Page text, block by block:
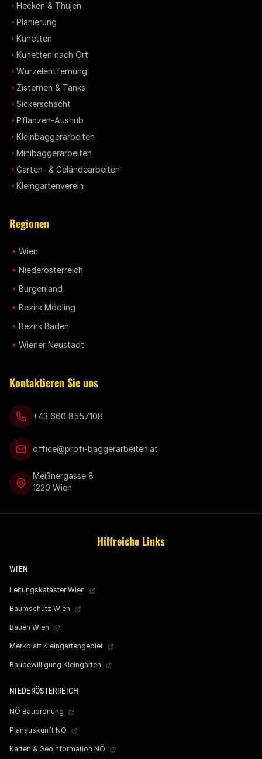
Hecken & Thujen
Planierung
Künetten
Künetten nach Ort
Wurzelentfernung
Zisternen & Tanks
Sickerschacht
Pflanzen-Aushub
Kleinbaggerarbeiten
Minibaggerarbeiten
Garten- & Geländearbeiten
Kleingartenverein
Regionen
Wien
Niederösterreich
Burgenland
Bezirk Mödling
Bezirk Baden
Wiener Neustadt
Kontaktieren Sie uns
+43 660 8557108
office@profi-baggerarbeiten.at
Meißnergasse 8
1220 Wien
Hilfreiche Links
WIEN
Leitungskataster Wien
Baumschutz Wien
Bauen Wien
Merkblatt Kleingartengebiet
Baubewilligung Kleingärten
NIEDERÖSTERREICH
NÖ Bauordnung
Planauskunft NÖ
Karten & Geoinformation NÖ